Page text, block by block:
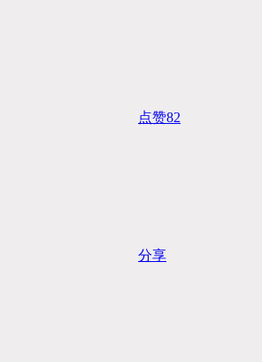
点赞82
分享